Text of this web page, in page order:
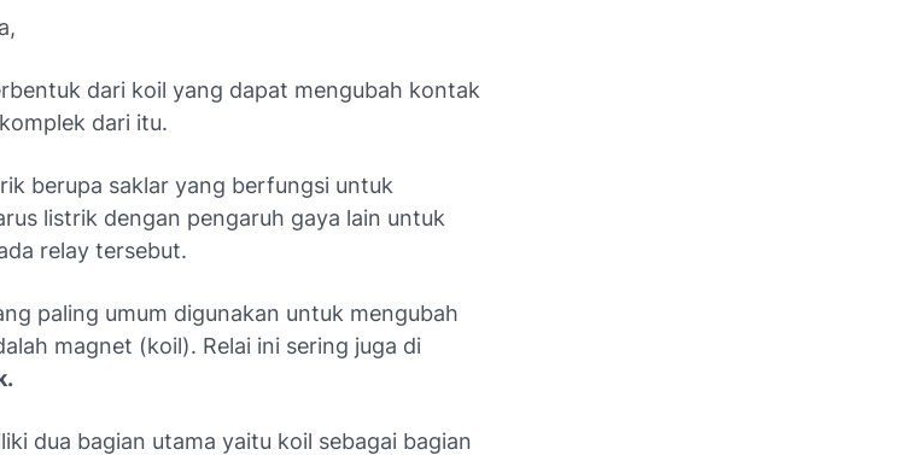
dari koil yang dapat mengubah kontak
dari itu.
berupa saklar yang berfungsi untuk
listrik dengan pengaruh gaya lain untuk
relay tersebut.
paling umum digunakan untuk mengubah
magnet (koil). Relai ini sering juga di
dua bagian utama yaitu koil sebagai bagian